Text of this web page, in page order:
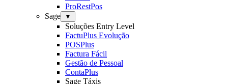
ProRestPos
Sage
▼
Soluções Entry Level
FactuPlus Evolução
POSPlus
Factura Fácil
Gestão de Pessoal
ContaPlus
Sage Táxis